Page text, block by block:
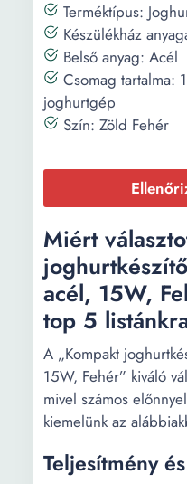
Terméktípus:
Készülékház
Belső anyag: Acél
Csomag tartalma:
joghurtgép
Szín: Zöld Fehér
Miért
acél, 15W,
top 5
A „Kompakt
15W, Fehér” kiváló
mivel számos
kiemelünk az
Teljesítmény